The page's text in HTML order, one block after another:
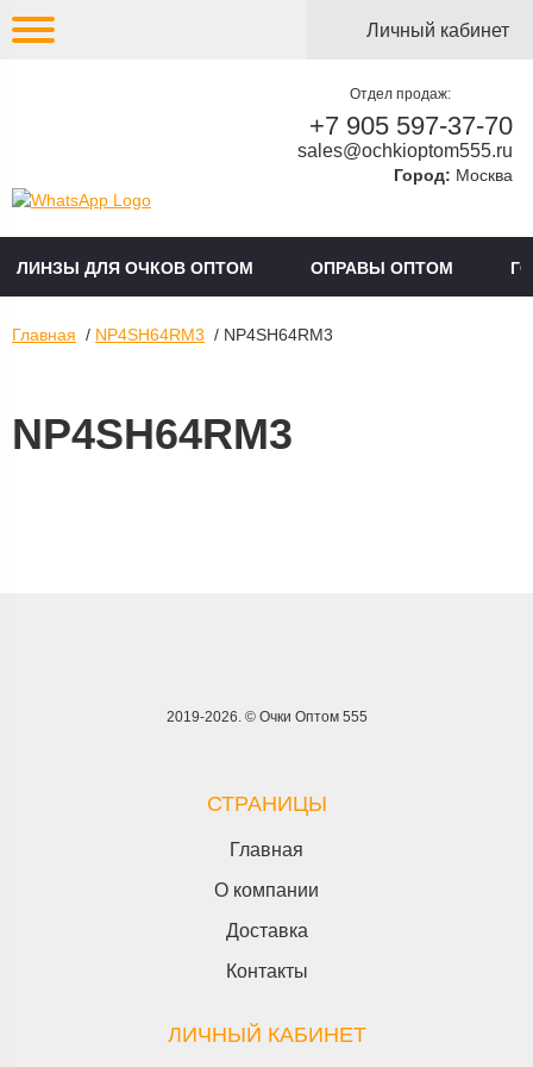
Личный кабинет
Отдел продаж:
+7 905 597-37-70
sales@ochkioptom555.ru
Город: Москва
ЛИНЗЫ ДЛЯ ОЧКОВ ОПТОМ ОПРАВЫ ОПТОМ
Главная / NP4SH64RM3 / NP4SH64RM3
NP4SH64RM3
2019-2026. © Очки Оптом 555
СТРАНИЦЫ
Главная
О компании
Доставка
Контакты
ЛИЧНЫЙ КАБИНЕТ